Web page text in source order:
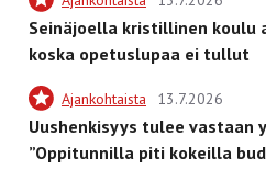
Seinäjoella kristillinen koulu
koska opetuslupaa ei tullut
Ajankohtaista 13.7.2026
Uushenkisyys tulee vastaan
”Oppitunnilla piti kokeilla